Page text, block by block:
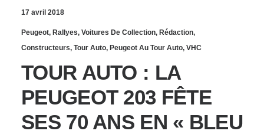
17 avril 2018
Peugeot, Rallyes, Voitures De Collection, Rédaction,
Constructeurs, Tour Auto, Peugeot Au Tour Auto, VHC
TOUR AUTO : LA
PEUGEOT 203 FÊTE
SES 70 ANS EN « BLEU